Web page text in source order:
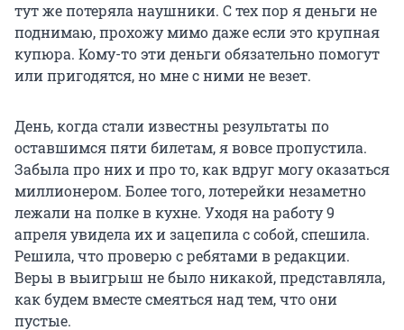
тут же потеряла наушники. С тех пор я деньги не
поднимаю, прохожу мимо даже если это крупная
купюра. Кому-то эти деньги обязательно помогут
или пригодятся, но мне с ними не везет.
День, когда стали известны результаты по
оставшимся пяти билетам, я вовсе пропустила.
Забыла про них и про то, как вдруг могу оказаться
миллионером. Более того, лотерейки незаметно
лежали на полке в кухне. Уходя на работу 9
апреля увидела их и зацепила с собой, спешила.
Решила, что проверю с ребятами в редакции.
Веры в выигрыш не было никакой, представляла,
как будем вместе смеяться над тем, что они
пустые.